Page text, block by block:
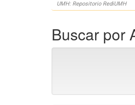
UMH: Repositorio RediUMH
Buscar por